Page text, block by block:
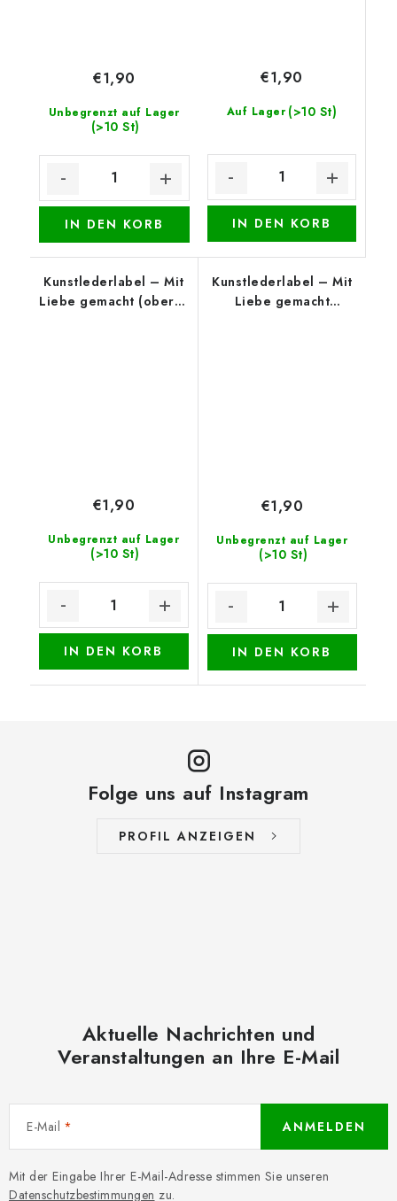
Unbegrenzt auf Lager
(>10 St)
€1,90
IN DEN KORB
Auf Lager (>10 St)
€1,90
IN DEN KORB
Kunstlederlabel – Mit
Liebe gemacht (oberer
Unbegrenzt auf Lager
(>10 St)
€1,90
IN DEN KORB
Kunstlederlabel – Mit
Liebe gemacht
Unbegrenzt auf Lager
(>10 St)
€1,90
IN DEN KORB
Folge uns auf Instagram
PROFIL ANZEIGEN
Aktuelle Nachrichten und
Veranstaltungen an Ihre E-Mail
E-Mail
Mit der Eingabe Ihrer E-Mail-Adresse stimmen Sie unseren
Datenschutzbestimmungen zu.
ANMELDEN